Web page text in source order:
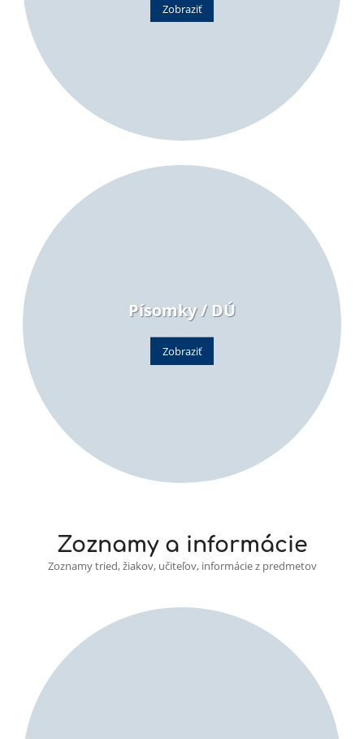
Zobraziť
Písomky / DÚ
Zobraziť
Zoznamy a informácie
Zoznamy tried, žiakov, učiteľov, informácie z predmetov